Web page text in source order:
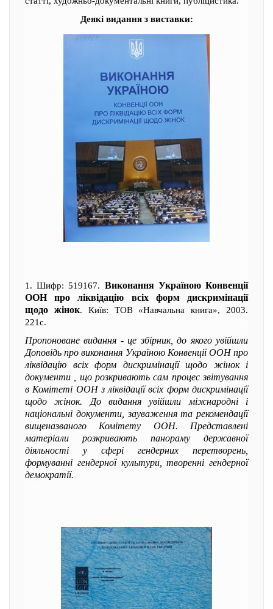
Деякі видання з виставки:
1. Шифр: 519167. Виконання Україною Конвенції
ООН про ліквідацію всіх форм дискримінації
щодо жінок. Київ: ТОВ «Навчальна книга», 2003.
221с.
Пропоноване видання - це збірник, до якого увійшли
Доповідь про виконання Україною Конвенції ООН про
ліквідацію всіх форм дискримінації щодо жінок і
документи , що розкривають сам процес звітування
в Комітеті ООН з ліквідації всіх форм дискримінації
щодо жінок. До видання увійшли міжнародні і
національні документи, зауваження та рекомендації
вищеназваного Комітету ООН. Представлені
матеріали розкривають панораму державної
діяльності у сфері гендерних перетворень,
формуванні гендерної культури, творенні гендерної
демократії.